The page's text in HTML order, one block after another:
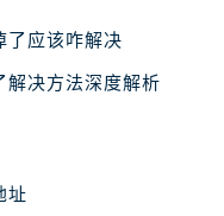
省营口市站前区市府路
省沈阳市沈河区中街路
省保定市竞秀区朝阳北
了应该咋解决
解决方法深度解析
址